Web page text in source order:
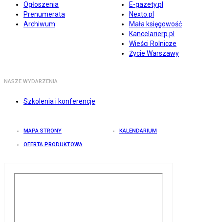
Ogłoszenia
Prenumerata
Archiwum
E-gazety.pl
Nexto.pl
Mała księgowość
Kancelarierp.pl
Wieści Rolnicze
Życie Warszawy
NASZE WYDARZENIA
Szkolenia i konferencje
MAPA STRONY KALENDARIUM
OFERTA PRODUKTOWA